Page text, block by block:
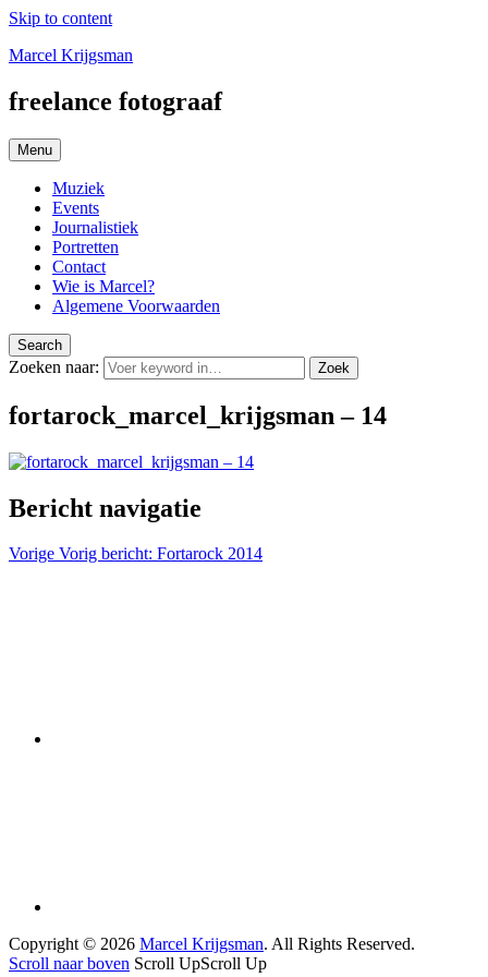
Skip to content
Marcel Krijgsman
freelance fotograaf
Menu
Muziek
Events
Journalistiek
Portretten
Contact
Wie is Marcel?
Algemene Voorwaarden
Search
Zoeken naar: Zoek
fortarock_marcel_krijgsman – 14
Bericht navigatie
Vorige Vorig bericht: Fortarock 2014
Copyright © 2026 Marcel Krijgsman. All Rights Reserved.
Scroll naar boven Scroll UpScroll Up